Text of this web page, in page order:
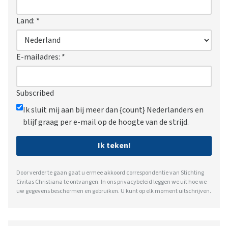
Land: *
E-mailadres: *
Subscribed
Ik sluit mij aan bij meer dan {count} Nederlanders en
blijf graag per e-mail op de hoogte van de strijd.
Ik teken!
Door verder te gaan gaat u ermee akkoord correspondentie van Stichting
Civitas Christiana te ontvangen. In onsprivacybeleid leggen we uit hoe we
uw gegevens beschermen en gebruiken. U kunt op elk moment uitschrijven.